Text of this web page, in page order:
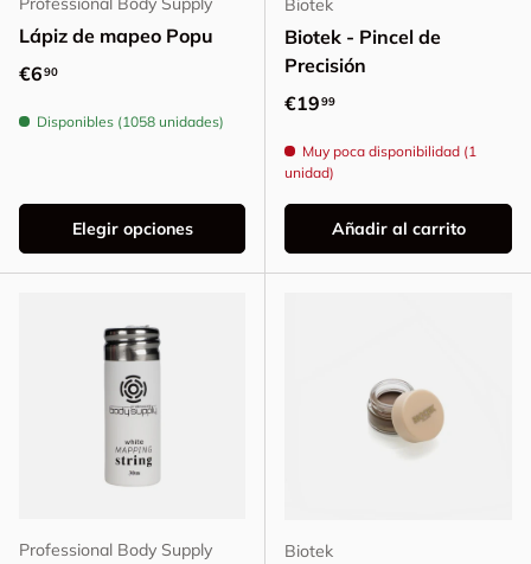
Lápiz de mapeo Popu
Precio normal
€690
Disponibles (1058 unidades)
Elegir opciones
Biotek
Biotek - Pincel de
Precisión
Precio normal
€1999
Muy poca disponibilidad (1
unidad)
Añadir al carrito
Professional Body Supply Biotek